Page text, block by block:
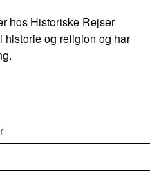
hos Historiske Rejser
historie og religion og har